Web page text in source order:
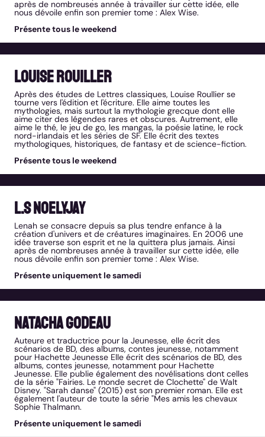
après de nombreuses année à travailler sur cette idée, elle
nous dévoile enfin son premier tome : Alex Wise.
Présente tous le weekend
Louise Rouiller
Après des études de Lettres classiques, Louise Roullier se
tourne vers l'édition et l'écriture. Elle aime toutes les
mythologies, mais surtout la mythologie grecque dont elle
aime citer des légendes rares et obscures. Autrement, elle
aime le thé, le jeu de go, les mangas, la poésie latine, le rock
nord-irlandais et les séries de SF. Elle écrit des textes
mythologiques, historiques, de fantasy et de science-fiction.
Présente tous le weekend
L.S NOELYJAY
Lenah se consacre depuis sa plus tendre enfance à la
création d'univers et de créatures imaginaires. En 2006 une
idée traverse son esprit et ne la quittera plus jamais. Ainsi
après de nombreuses année à travailler sur cette idée, elle
nous dévoile enfin son premier tome : Alex Wise.
Présente uniquement le samedi
Natacha Godeau
Auteure et traductrice pour la Jeunesse, elle écrit des
scénarios de BD, des albums, contes jeunesse, notamment
pour Hachette Jeunesse Elle écrit des scénarios de BD, des
albums, contes jeunesse, notamment pour Hachette
Jeunesse. Elle publie également des novélisations dont celles
de la série "Fairies. Le monde secret de Clochette" de Walt
Disney. "Sarah danse" (2015) est son premier roman. Elle est
également l'auteur de toute la série "Mes amis les chevaux
Sophie Thalmann.
Présente uniquement le samedi